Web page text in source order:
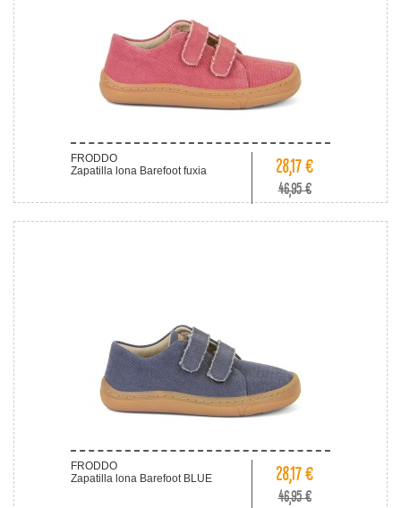
FRODDO
Zapatilla lona Barefoot fuxia
28,17 €
46,95 €
FRODDO
Zapatilla lona Barefoot BLUE
28,17 €
46,95 €